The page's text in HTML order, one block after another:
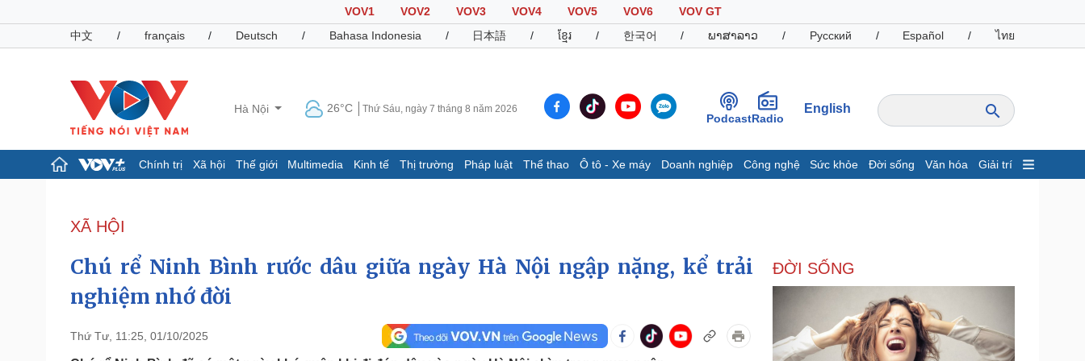
VOV1 VOV2 VOV3 VOV4 VOV5 VOV6
VOV GT
中文
/ français / Deutsch / Bahasa Indonesia / 日本語 / ខ្មែរ / 한국어 / ພາສາລາວ / Русский / Español / ไทย
Hà Nội 26°C Thứ Sáu, ngày 7 tháng 8 năm 2026
PodcastRadio
English
Chính trị Xã hội Thế giới Multimedia Kinh tế Thị trường Pháp luật Thể thao Ô tô - Xe máy Doanh nghiệp Công nghệ Sức khỏe Đời sống Văn hóa Giải trí
Đảng
Tổ chức nhân sự
Nhận diện sự thật
Dấu ấn VOV
Infographic
Giá cà phê
Pháp luật
Thể thao
Ô tô - Xe máy
Doanh nghiệp
Thông tin doanh nghiệp
Công nghệ
Sành điệu
XÃ HỘI
Chú rể Ninh Bình rước dâu giữa ngày Hà Nội ngập nặng, kể trải
nghiệm nhớ đời
Thứ Tư, 11:25, 01/10/2025
ĐỜI SỐNG